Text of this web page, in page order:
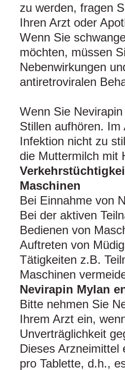
zu werden, fragen
Ihren Arzt oder
Wenn Sie
möchten, müssen
Nebenwirkungen
antiretroviralen
Wenn Sie
Stillen aufhören. Im
Infektion nicht zu
die Muttermilch mit
Maschinen
Bei Einnahme von
Bei der aktiven
Bedienen von
Auftreten von
Tätigkeiten z.B.
Maschinen
Nevirapin Mylan
Bitte nehmen Sie
Ihrem Arzt ein,
Unverträglichkeit
Dieses Arzneimittel
pro Tablette, d.h.,